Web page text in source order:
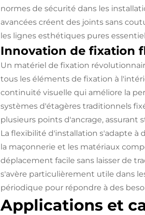
normes de sécurité dans les
avancées créent des joints sans
les lignes esthétiques pures
Innovation de fixation
Un matériel de fixation
tous les éléments de fixation à
continuité visuelle qui améliore la
systèmes d'étagères traditionnels
plusieurs points d'ancrage,
La flexibilité d'installation s'adapte à
la maçonnerie et les matériaux
déplacement facile sans laisser de
s'avère particulièrement utile dans
périodique pour répondre à des
Applications et